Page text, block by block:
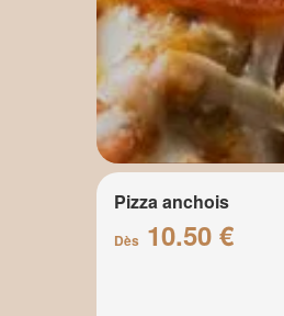
Pizza anchois
Dès 10.50 €